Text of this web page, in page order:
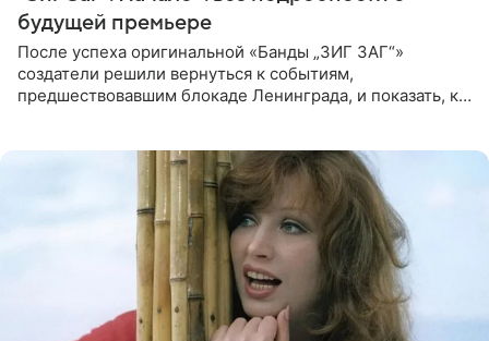
будущей премьере
После успеха оригинальной «Банды „ЗИГ ЗАГ“»
создатели решили вернуться к событиям,
предшествовавшим блокаде Ленинграда, и показать, как